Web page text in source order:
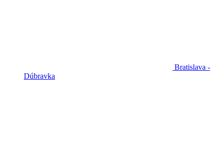
Bratislava -
Dúbravka